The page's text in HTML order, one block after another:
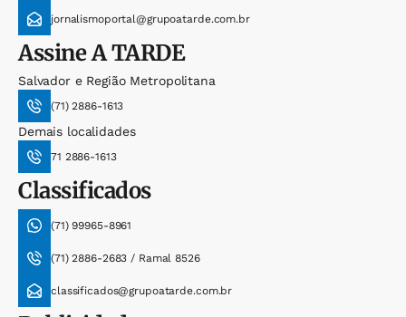
jornalismoportal@grupoatarde.com.br
AssineA TARDE
Salvador e Região Metropolitana
(71) 2886-1613
Demais localidades
71 2886-1613
Classificados
(71) 99965-8961
(71) 2886-2683 / Ramal 8526
classificados@grupoatarde.com.br